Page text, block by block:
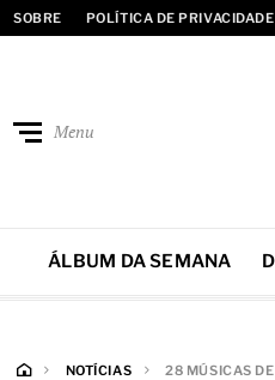
SOBRE POLÍTICA DE PRIVACIDADE
Menu
ÁLBUM DA SEMANA
NOTÍCIAS 28 MÚSICAS